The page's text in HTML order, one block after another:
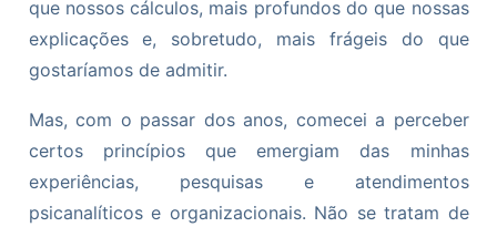
que nossos cálculos, mais profundos do que nossas
explicações e, sobretudo, mais frágeis do que
gostaríamos de admitir.
Mas, com o passar dos anos, comecei a perceber
certos princípios que emergiam das minhas
experiências, pesquisas e atendimentos
psicanalíticos e organizacionais. Não se tratam de